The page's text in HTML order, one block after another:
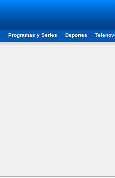
Programas y Series Deportes